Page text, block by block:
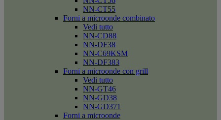
NN-CT55
Forni a microonde combinato
Vedi tutto
NN-CD88
NN-DF38
NN-C69KSM
NN-DF383
Forni a microonde con grill
Vedi tutto
NN-GT46
NN-GD38
NN-GD371
Forni a microonde